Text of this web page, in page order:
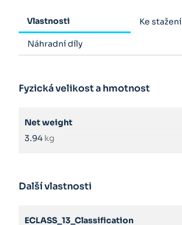
Vlastnosti Ke stažení
Náhradní díly
Fyzická velikost a hmotnost
Net weight
3.94 kg
Další vlastnosti
ECLASS_13_Classification